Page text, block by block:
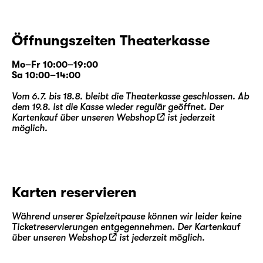
Öffnungszeiten Theaterkasse
Mo–Fr 10:00–19:00
Sa 10:00–14:00
Vom 6.7. bis 18.8. bleibt die Theaterkasse geschlossen. Ab
dem 19.8. ist die Kasse wieder regulär geöffnet. Der
Kartenkauf über unseren Webshop
ist jederzeit
möglich.
Karten reservieren
Während unserer Spielzeitpause können wir leider keine
Ticketreservierungen entgegennehmen. Der Kartenkauf
über unseren Webshop ist jederzeit möglich.